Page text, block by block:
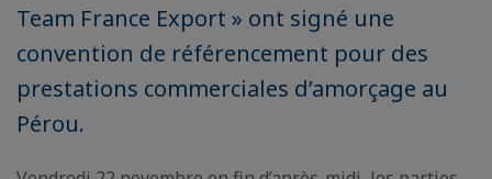
Team France Export » ont signé une
convention de référencement pour des
prestations commerciales d’amorçage au
Pérou.